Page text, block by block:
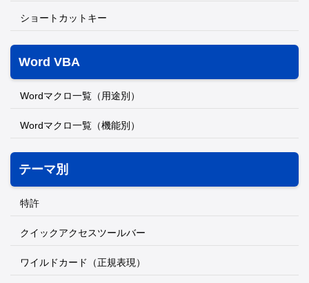
ショートカットキー
Word VBA
Wordマクロ一覧（用途別）
Wordマクロ一覧（機能別）
テーマ別
特許
クイックアクセスツールバー
ワイルドカード（正規表現）